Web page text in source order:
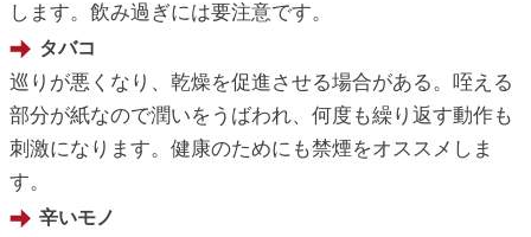
します。飲み過ぎには要注意です。
タバコ
巡りが悪くなり、乾燥を促進させる場合がある。咥える
部分が紙なので潤いをうばわれ、何度も繰り返す動作も
刺激になります。健康のためにも禁煙をオススメしま
す。
辛いモノ